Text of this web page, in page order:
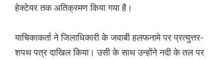
हेक्टेयर तक अतिक्रमण किया गया है।
याचिकाकर्ता ने जिलाधिकारी के जवाबी हलफनामे पर प्रत्युत्तर-
शपथ पत्र दाखिल किया। उसी के साथ उन्होंने नदी के तल पर